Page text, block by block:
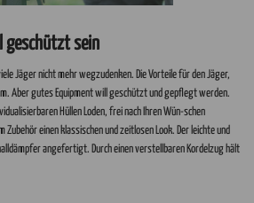
geschützt sein
Jäger nicht mehr wegzudenken. Die Vorteile für den Jäger,
Aber gutes Equipment will geschützt und gepflegt werden.
Hüllen Loden, frei nach Ihren Wün-schen
einen klassischen und zeitlosen Look. Der leichte und
angefertigt. Durch einen verstellbaren Kordelzug hält